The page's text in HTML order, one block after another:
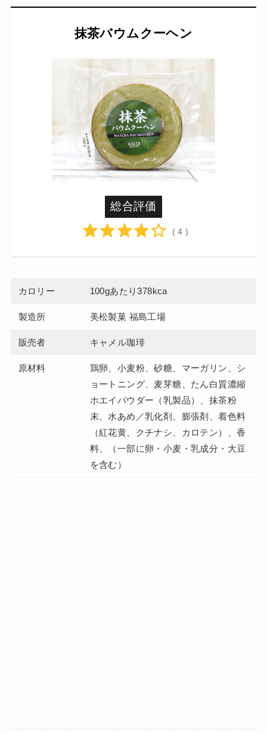
抹茶バウムクーヘン
総合評価
( 4 )
カロリー 100gあたり378kca
製造所 美松製菓 福島工場
販売者 キャメル珈琲
原材料
鶏卵、小麦粉、砂糖、マーガリン、シ
ョートニング、麦芽糖、たん白質濃縮
ホエイパウダー（乳製品）、抹茶粉
末、水あめ／乳化剤、膨張剤、着色料
（紅花黄、クチナシ、カロテン）、香
料、（一部に卵・小麦・乳成分・大豆
を含む）